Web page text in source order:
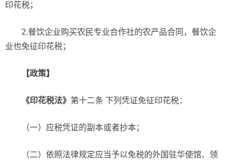
印花税；
2.餐饮企业购买农民专业合作社的农产品合同，餐饮企
业也免征印花税；
【政策】
《印花税法》 第十二条 下列凭证免征印花税：
（一）应税凭证的副本或者抄本；
（二）依照法律规定应当予以免税的外国驻华使馆、领